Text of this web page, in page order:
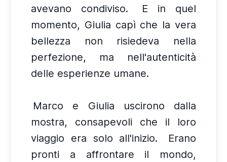
avevano condiviso.
E in quel
momento, Giulia capì che la vera
bellezza non risiedeva nella
perfezione, ma nell'autenticità
delle esperienze umane.
Marco e Giulia uscirono dalla
mostra, consapevoli che il loro
viaggio era solo all'inizio.
Erano
pronti a affrontare il mondo,